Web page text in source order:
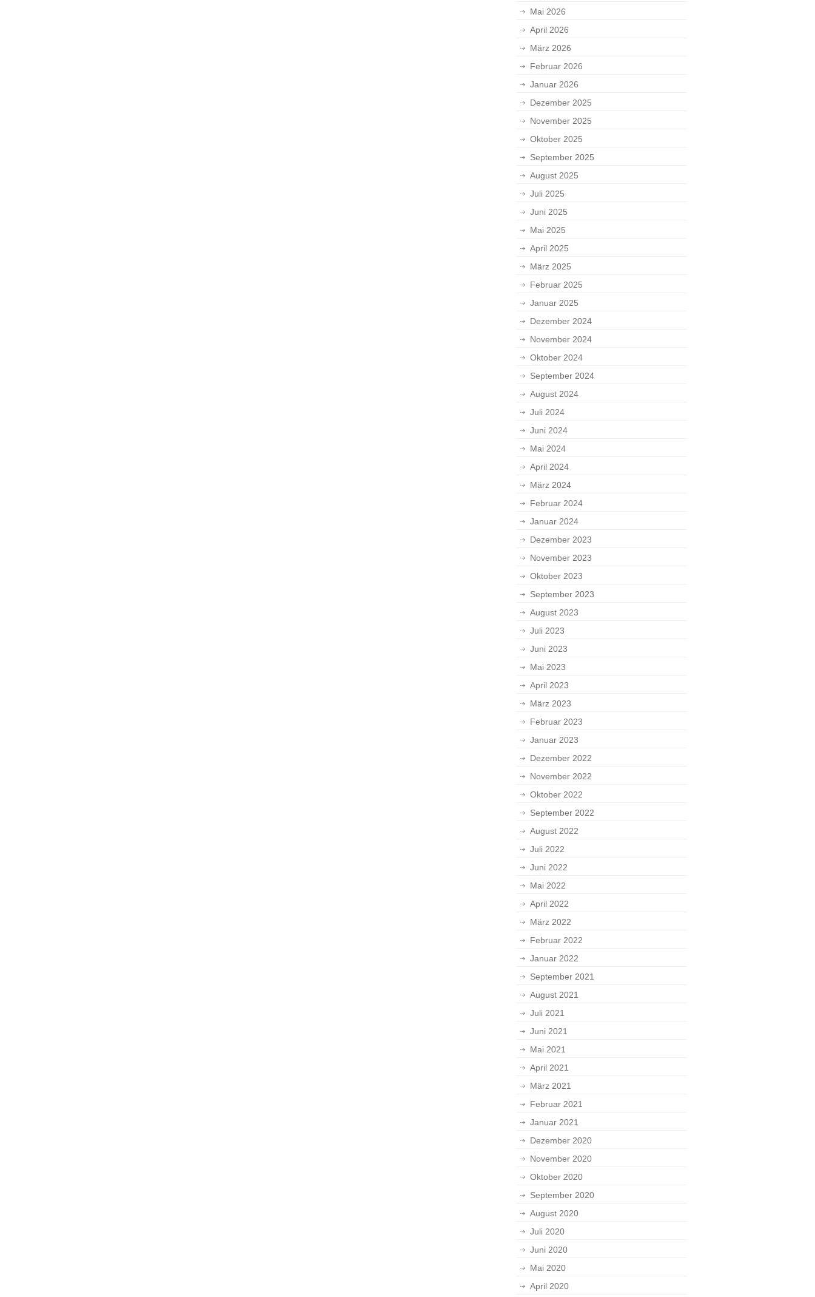
Mai 2026
April 2026
März 2026
Februar 2026
Januar 2026
Dezember 2025
November 2025
Oktober 2025
September 2025
August 2025
Juli 2025
Juni 2025
Mai 2025
April 2025
März 2025
Februar 2025
Januar 2025
Dezember 2024
November 2024
Oktober 2024
September 2024
August 2024
Juli 2024
Juni 2024
Mai 2024
April 2024
März 2024
Februar 2024
Januar 2024
Dezember 2023
November 2023
Oktober 2023
September 2023
August 2023
Juli 2023
Juni 2023
Mai 2023
April 2023
März 2023
Februar 2023
Januar 2023
Dezember 2022
November 2022
Oktober 2022
September 2022
August 2022
Juli 2022
Juni 2022
Mai 2022
April 2022
März 2022
Februar 2022
Januar 2022
September 2021
August 2021
Juli 2021
Juni 2021
Mai 2021
April 2021
März 2021
Februar 2021
Januar 2021
Dezember 2020
November 2020
Oktober 2020
September 2020
August 2020
Juli 2020
Juni 2020
Mai 2020
April 2020